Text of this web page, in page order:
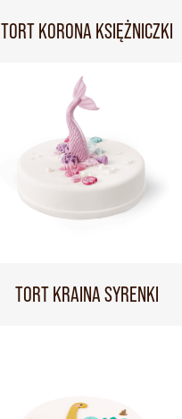
TORT KORONA KSIĘŻNICZKI
TORT KRAINA SYRENKI